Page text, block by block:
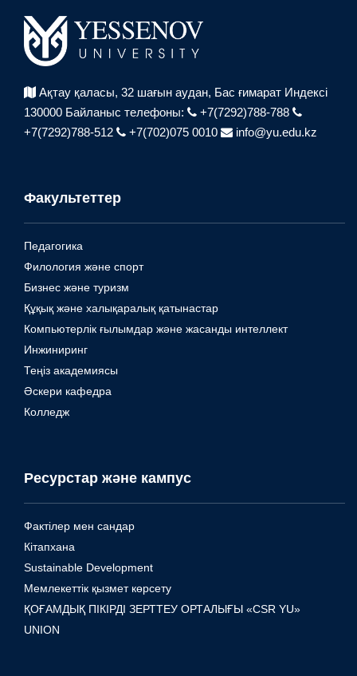
Ақтау қаласы, 32 шағын аудан, Бас ғимарат Индексі
130000 Байланыс телефоны:
+7(7292)788-788
+7(7292)788-512
+7(702)075 0010 info@yu.edu.kz
Факультеттер
Педагогика
Филология және спорт
Бизнес және туризм
Құқық және халықаралық қатынастар
Компьютерлік ғылымдар және жасанды интеллект
Инжиниринг
Теңіз академиясы
Әскери кафедра
Колледж
Ресурстар және кампус
Фактілер мен сандар
Кітапхана
Sustainable Development
Мемлекеттік қызмет көрсету
ҚОҒАМДЫҚ ПІКІРДІ ЗЕРТТЕУ ОРТАЛЫҒЫ «CSR YU»
UNION